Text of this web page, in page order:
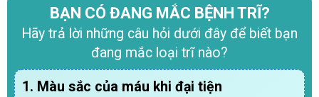
BẠN CÓ ĐANG MẮC BỆNH TRĨ?
Hãy trả lời những câu hỏi dưới đây để biết bạn
đang mắc loại trĩ nào?
1. Màu sắc của máu khi đại tiện